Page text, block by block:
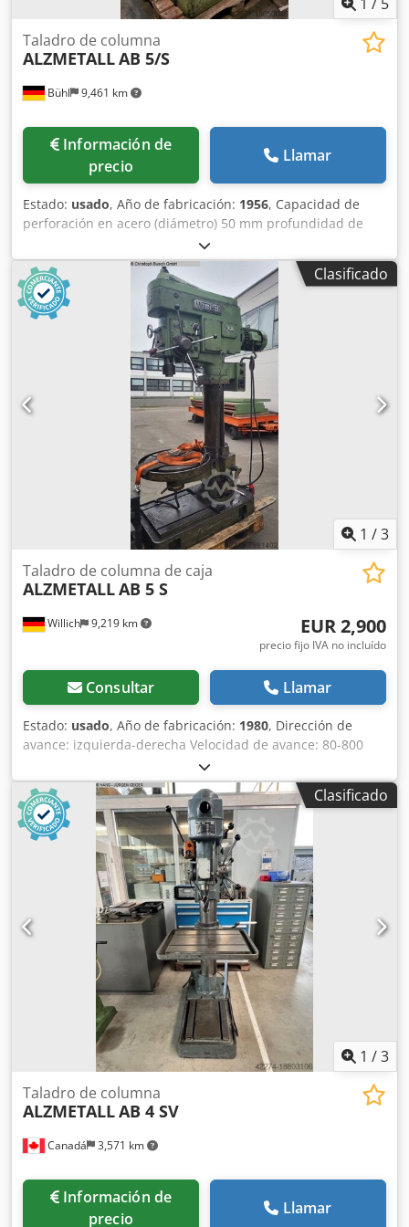
recogida en las instalaciones y pago en efectivo.
Bühl 9,461 km
Taladro de columna
ALZMETALLAB 5/S
Información de
precio
Llamar
Estado: usado, Año de fabricación: 1956, Capacidad de
perforación en acero (diámetro) 50 mm profundidad de
garganta 385 mm Carrera de taladrado 240 mm Superficie
de sujeción de la mesa ø 500 mm Crsdpfx Ajvh I U Tjpref
Soporte de husillo MK 5 Velocidades del husillo 40 - 800
rpm Velocidades de avance 0,1/0,14/0,2/0,28/0,4 mm/rev
Diámetro de la columna 220 mm Distancia husillo/mesa
máx. 670 mm Distancia husillo/placa base 1180 mm
Potencia total necesaria 4 kW Peso de la máquina aprox.
1,4 toneladas Dimensiones de la máquina L x A x A 1,5 x
0,75 x 2,4 m Accesorios: portabrocas rápido, dispositivo de
refrigeración
Clasificado
1 /3
Willich 9,219 km
Taladro de columna de caja
ALZMETALLAB 5 S
EUR 2,900
precio fijo IVA no incluído
Consultar Llamar
Estado: usado, Año de fabricación: 1980, Dirección de
avance: izquierda-derecha Velocidad de avance: 80-800
m/min Crjdpfxeix Rdme Apref N.º de máquina: 1848 Peso
de la máquina: aprox. 2,2 t +++++ Tenga en cuenta que la
máquina se encuentra desmontada y lista para ser
transportada. Por este motivo, no es posible realizar una
demostración con la máquina en funcionamiento ni grabar
un vídeo. Además, nuestro anuncio incluye las fotografías
más representativas y de la mejor calidad posible.
Lamentablemente, no podemos enviar más imágenes.
+++++
Clasificado
1 /3
Canadá 3,571 km
Taladro de columna
ALZMETALLAB 4 SV
Información de
precio
Llamar